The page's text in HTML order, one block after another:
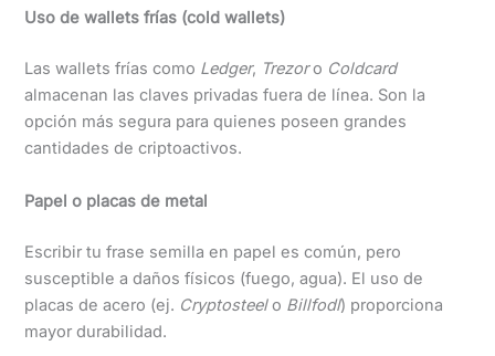
Uso de wallets frías (cold wallets)
Las wallets frías como Ledger, Trezoro Coldcard
almacenan las claves privadas fuera de línea. Son la
opción más segura para quienes poseen grandes
cantidades de criptoactivos.
Papel o placas de metal
Escribir tu frase semilla en papel es común, pero
susceptible a daños físicos (fuego, agua). El uso de
placas de acero (ej. Cryptosteelo Billfodl) proporciona
mayor durabilidad.